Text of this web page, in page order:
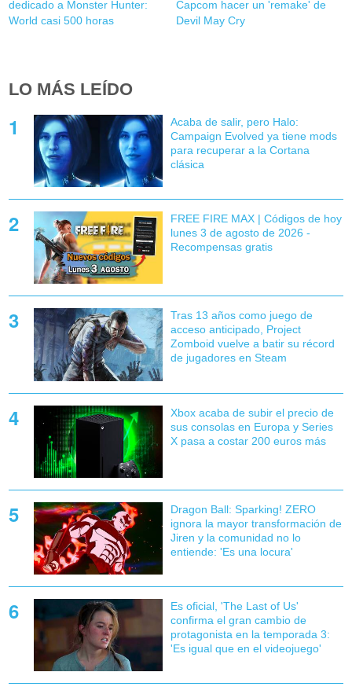
dedicado a Monster Hunter:
World casi 500 horas
Capcom hacer un 'remake' de
Devil May Cry
LO MÁS LEÍDO
Acaba de salir, pero Halo:
Campaign Evolved ya tiene mods
para recuperar a la Cortana
clásica
FREE FIRE MAX | Códigos de hoy
lunes 3 de agosto de 2026 -
Recompensas gratis
Tras 13 años como juego de
acceso anticipado, Project
Zomboid vuelve a batir su récord
de jugadores en Steam
Xbox acaba de subir el precio de
sus consolas en Europa y Series
X pasa a costar 200 euros más
Dragon Ball: Sparking! ZERO
ignora la mayor transformación de
Jiren y la comunidad no lo
entiende: 'Es una locura'
Es oficial, 'The Last of Us'
confirma el gran cambio de
protagonista en la temporada 3:
'Es igual que en el videojuego'